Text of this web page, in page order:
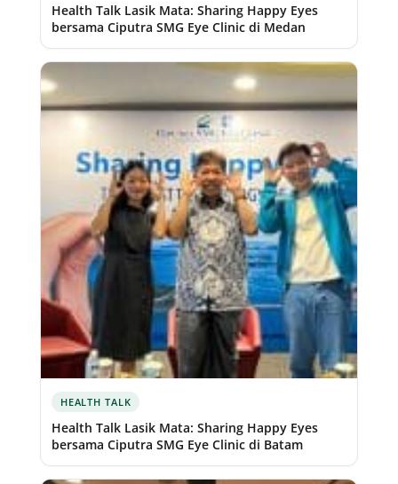
Health Talk Lasik Mata: Sharing Happy Eyes
bersama Ciputra SMG Eye Clinic di Medan
HEALTH TALK
Health Talk Lasik Mata: Sharing Happy Eyes
bersama Ciputra SMG Eye Clinic di Batam